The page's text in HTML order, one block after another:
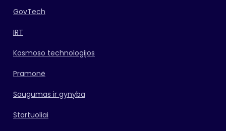
GovTech
IRT
Kosmoso technologijos
Pramonė
Saugumas ir gynyba
Startuoliai